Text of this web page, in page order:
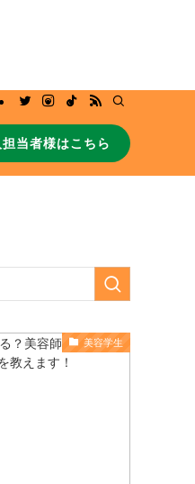
当者様はこちら
美容学生